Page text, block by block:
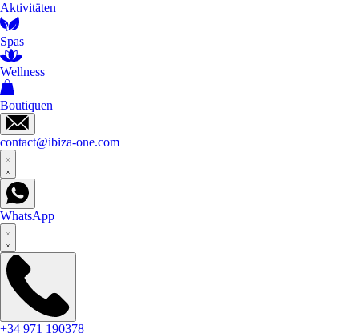
Aktivitäten
Spas
Wellness
Boutiquen
contact@ibiza-one.com
WhatsApp
+34 971 190378